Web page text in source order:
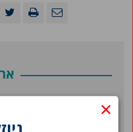
×
יוני 2026